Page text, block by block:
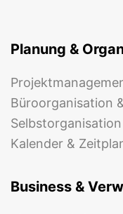
Planung &
Büroorganisation
Kalender &
Business &